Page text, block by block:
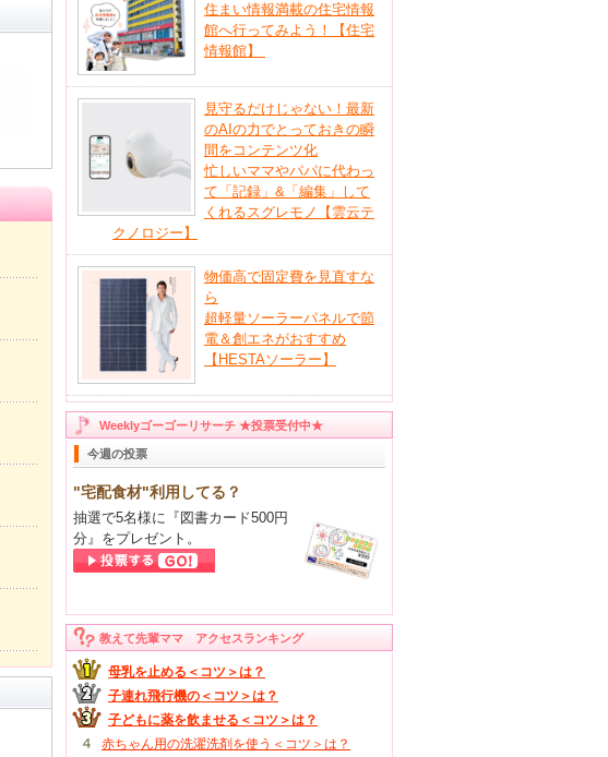
住まい情報満載の住宅情報
館へ行ってみよう！【住宅
情報館】
見守るだけじゃない！最新
のAIの力でとっておきの瞬
間をコンテンツ化
忙しいママやパパに代わっ
て「記録」&「編集」して
くれるスグレモノ【雲云テ
クノロジー】
物価高で固定費を見直すな
ら
超軽量ソーラーパネルで節
電＆創エネがおすすめ
【HESTAソーラー】
Weeklyゴーゴーリサーチ ★投票受付中★
今週の投票
"宅配食材"利用してる？
抽選で5名様に『図書カード500円
分』をプレゼント。
教えて先輩ママ アクセスランキング
母乳を止める＜コツ＞は？
子連れ飛行機の＜コツ＞は？
子どもに薬を飲ませる＜コツ＞は？
赤ちゃん用の洗濯洗剤を使う＜コツ＞は？